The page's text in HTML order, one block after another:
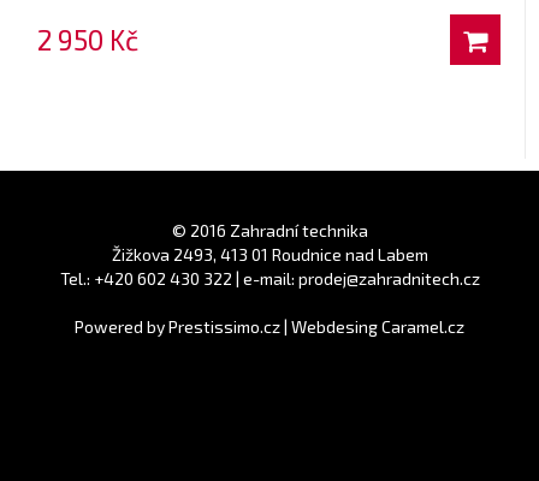
2 950 Kč
© 2016 Zahradní technika
Žižkova 2493, 413 01 Roudnice nad Labem
Tel.: +420 602 430 322 | e-mail: prodej@zahradnitech.cz
Powered byPrestissimo.cz| Webdesing Caramel.cz